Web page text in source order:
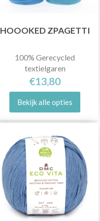
HOOOKED ZPAGETTI
100% Gerecycled
textielgaren
€13,80
Bekijk alle opties